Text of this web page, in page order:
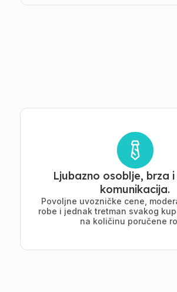
Ljubazno osoblje, brza
komunikacija.
Povoljne uvozničke cene,
robe i jednak tretman svakog
na količinu poručene